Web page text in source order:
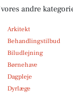
andre
Arkitekt
Behandlingstilbud
Biludlejning
Børnehave
Dagpleje
Dyrlæge